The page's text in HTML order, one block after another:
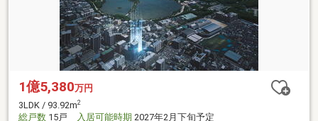
1億5,380万円
3LDK / 93.92m2
総戸数 15戸 入居可能時期 2027年2月下旬予定